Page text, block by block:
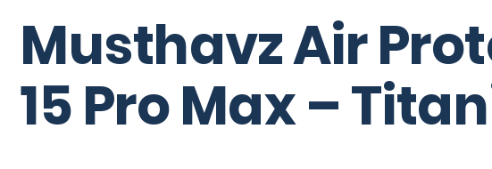
Musthavz Air
15 Pro Max –